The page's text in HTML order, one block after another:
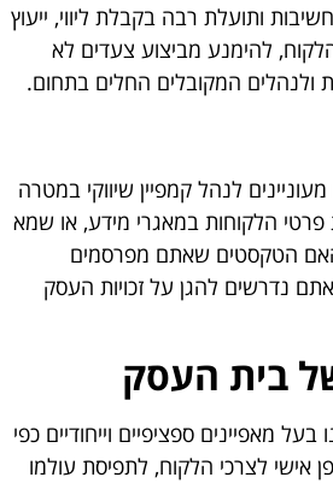
ותועלת רבה בקבלת ליווי, ייעוץ
להימנע מביצוע צעדים לא
ולנהלים המקובלים החלים בתחום.
לנהל קמפיין שיווקי במטרה
הלקוחות במאגרי מידע, או שמא
האם הטקסטים שאתם מפרסמים
נדרשים להגן על זכויות העסק
בית העסק
מאפיינים ספציפיים וייחודיים כפי
לצרכי הלקוח, לתפיסת עולמו